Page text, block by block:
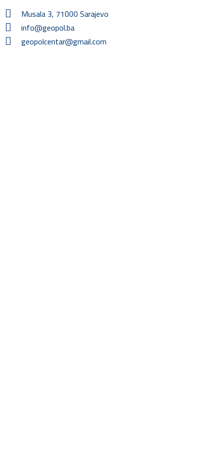
Musala 3, 71000 Sarajevo
info@geopol.ba
geopolcentar@gmail.com